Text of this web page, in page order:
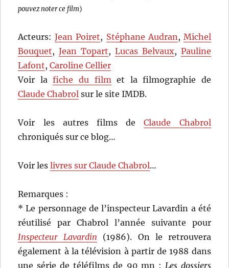
pouvez noter ce film)
Acteurs:Jean Poiret, Stéphane Audran, Michel
Bouquet,Jean Topart, Lucas Belvaux, Pauline
Lafont,Caroline Cellier
Voir lafiche du filmet la filmographie de
Claude Chabrol sur le site IMDB.
Voir les autres films deClaude Chabrol
chroniqués sur ce blog…
Voir leslivres sur Claude Chabrol…
Remarques :
* Le personnage de l’inspecteur Lavardin a été
réutilisé par Chabrol l’année suivante pour
Inspecteur Lavardin (1986). On le retrouvera
également à la télévision à partir de 1988 dans
une série de téléfilms de 90 mn : Les dossiers